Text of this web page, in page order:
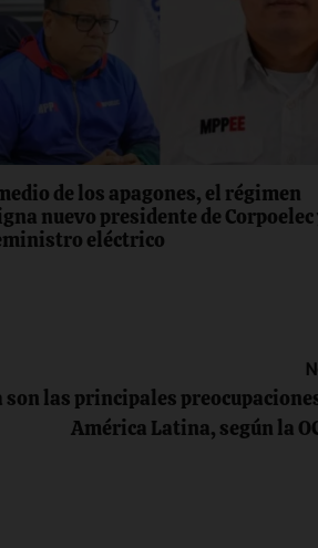
de los apagones, el régimen
nuevo presidente de Corpoelec
eléctrico
las principales
América Latina, según la